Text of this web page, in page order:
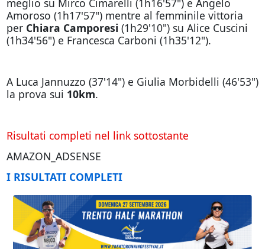
Amoroso (1h17'57") mentre al femminile vittoria
per Chiara Camporesi (1h29'10") su Alice Cuscini
(1h34'56") e Francesca Carboni (1h35'12").
A Luca Jannuzzo (37'14") e Giulia Morbidelli (46'53")
la prova sui 10km.
Risultati completi nel link sottostante
AMAZON_ADSENSE
I RISULTATI COMPLETI